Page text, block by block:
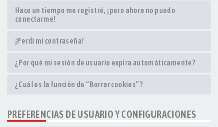
Hace un tiempo me registré, ¡pero ahora no puedo
conectarme!
¡Perdí mi contraseña!
¿Por qué mi sesión de usuario expira automáticamente?
¿Cuál es la función de “Borrar cookies”?
PREFERENCIAS DE USUARIO Y CONFIGURACIONES